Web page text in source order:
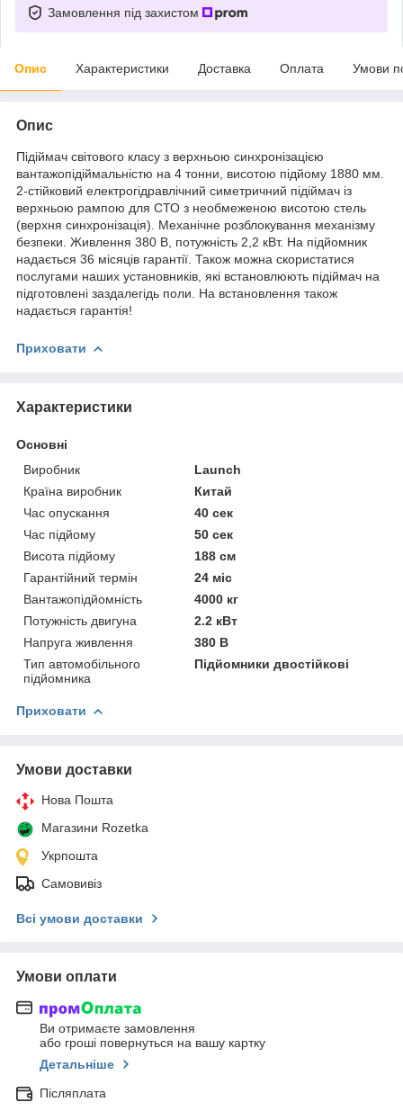
Замовлення під захистом
Опис Характеристики Доставка Оплата Умови
Опис
Підіймач світового класу з верхньою синхронізацією
вантажопідіймальністю на 4 тонни, висотою підйому 1880 мм.
2-стійковий електрогідравлічний симетричний підіймач із
верхньою рампою для СТО з необмеженою висотою стель
(верхня синхронізація). Механічне розблокування механізму
безпеки. Живлення 380 В, потужність 2,2 кВт. На підйомник
надається 36 місяців гарантії. Також можна скористатися
послугами наших установників, які встановлюють підіймач на
підготовлені заздалегідь поли. На встановлення також
надається гарантія!
Приховати
Характеристики
Основні
Виробник
Launch
Країна виробник
Китай
Час опускання
40 сек
Час підйому
50 сек
Висота підйому
188 см
Гарантійний термін
24 міс
Вантажопідйомність
4000 кг
Потужність двигуна
2.2 кВт
Напруга живлення
380 В
Тип автомобільного
підйомника
Підйомники двостійкові
Приховати
Умови доставки
Нова Пошта
Магазини Rozetka
Укрпошта
Самовивіз
Всі умови доставки
Умови оплати
Ви отримаєте замовлення
або гроші повернуться на вашу картку
Детальніше
Післяплата